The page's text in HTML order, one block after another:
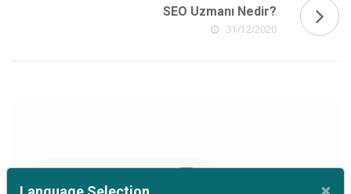
SEO Uzmanı Nedir?
31/12/2020
Web Tasarım Ve Yazılım